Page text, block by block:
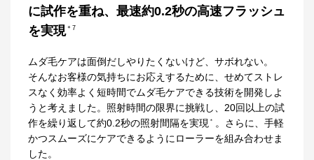
に試作を重ね、最速約0.2秒の高速フラッシュ
を実現 ＊7
ムダ毛ケアは面倒だしやりたくないけど、サボれない。
そんなお客様の気持ちにお応えするために、せめてストレ
スなく効率よく短時間でムダ毛ケアできる技術を開発しよ
うと考えました。照射時間の限界に挑戦し、20回以上の試
作を繰り返して約0.2秒の照射間隔を実現 ＊
。さらに、手軽
かつスムーズにケアできるようにローラーを組み合わせま
した。